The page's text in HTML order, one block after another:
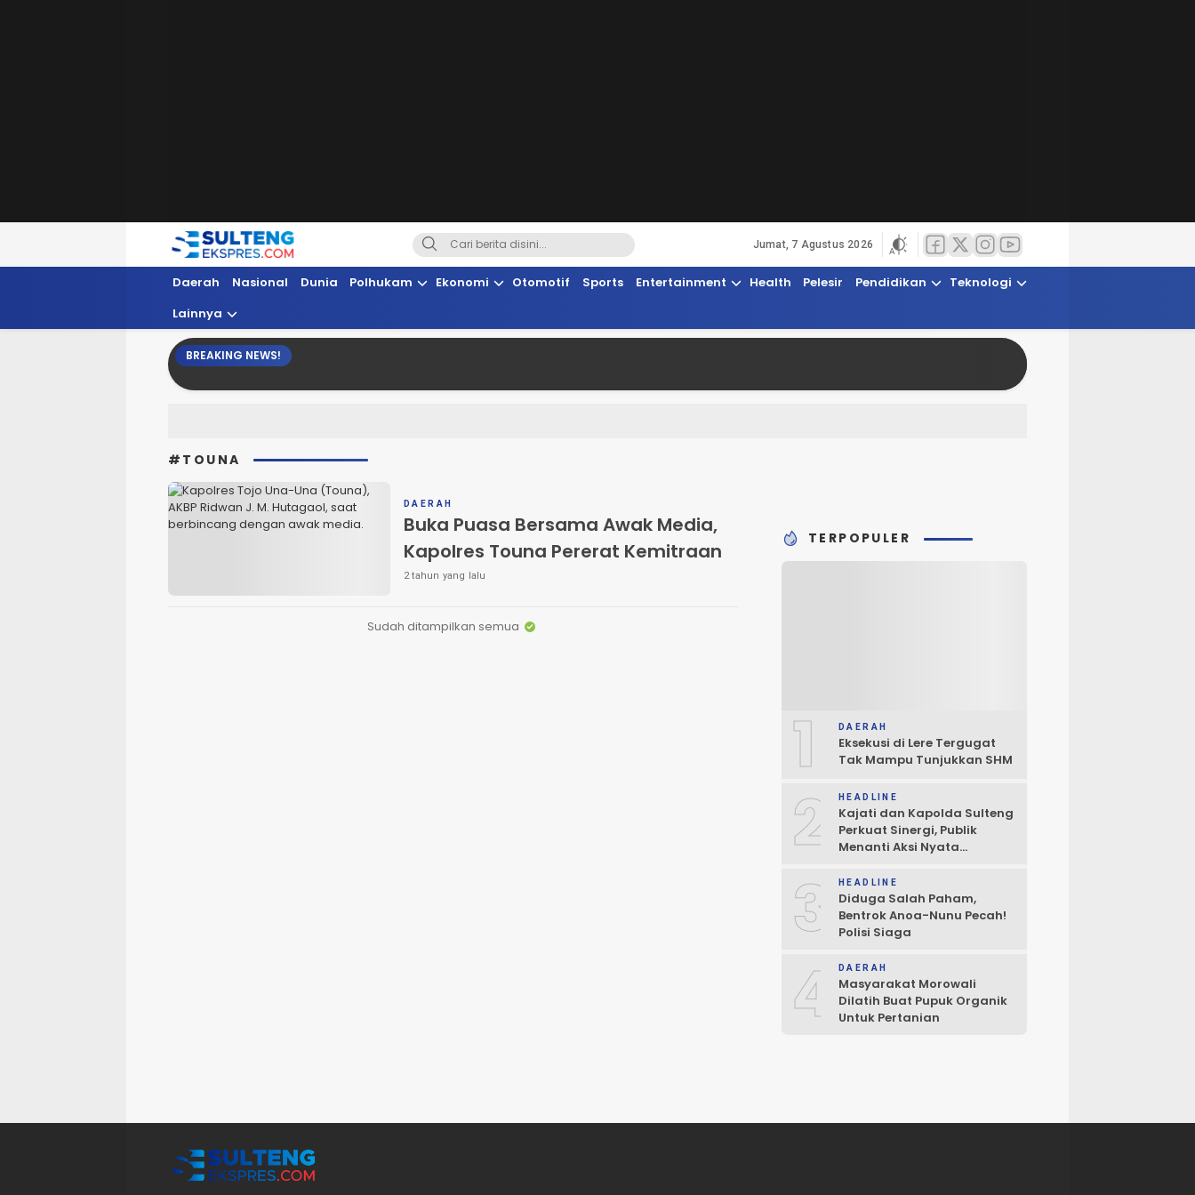
Sultengekspres.com
Berita Seputar Sulteng Hari Ini, Update Terkini, Suaranya Rakyat Sulteng
Jumat, 7 Agustus 2026
Daerah Nasional Dunia Polhukam Ekonomi Otomotif Sports Entertainment Health Pelesir Pendidikan
Teknologi
Lainnya
BREAKING NEWS!
#TOUNA
DAERAH
Buka Puasa Bersama Awak Media,
Kapolres Touna Pererat Kemitraan
2 tahun yang lalu
Sudah ditampilkan semua
TERPOPULER
1 DAERAH
Eksekusi di Lere Tergugat
Tak Mampu Tunjukkan SHM
2 HEADLINE
Kajati dan Kapolda Sulteng
Perkuat Sinergi, Publik
Menanti Aksi Nyata
3 HEADLINE
Diduga Salah Paham,
Bentrok Anoa-Nunu Pecah!
Polisi Siaga
4 DAERAH
Masyarakat Morowali
Dilatih Buat Pupuk Organik
Untuk Pertanian